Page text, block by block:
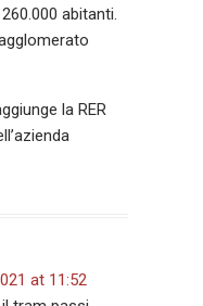
abitanti.
la RER
at 11:52